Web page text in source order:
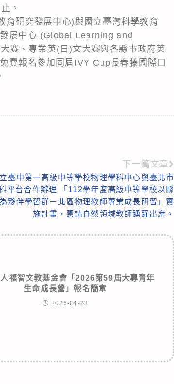
。
育研究發展中心)與國立臺灣科學教育
展中心 (Global Learning and
賽、專業英(日)文大賽與各縣市政府英
費報名參加同屆IVY Cup長春藤國際口
下一篇文章
臺中第一高級中等學校物理學科中心與臺北市
平台合作辦理 「112學年度高級中等學校以縣
為夥伴學習群－北區物理教師專業成長研習」實
施計畫，惠請自然領域教師踴躍出席。
福智文教基金會「2026第59屆大專青年
生命成長營」報名簡章
2026-04-23